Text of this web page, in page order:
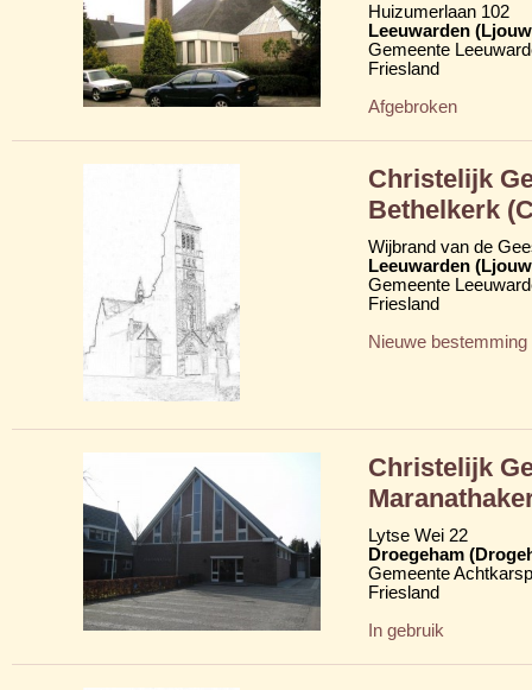
Huizumerlaan 102
Leeuwarden
Gemeente
Friesland
Afgebroken
Christelijk
Bethelkerk
Wijbrand van de
Leeuwarden
Gemeente
Friesland
Nieuwe bestemming
Christelijk
Lytse Wei 22
Droegeham
Gemeente
Friesland
In gebruik